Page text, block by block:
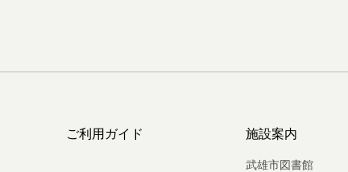
ご利用ガイド 施設案内
武雄市図書館